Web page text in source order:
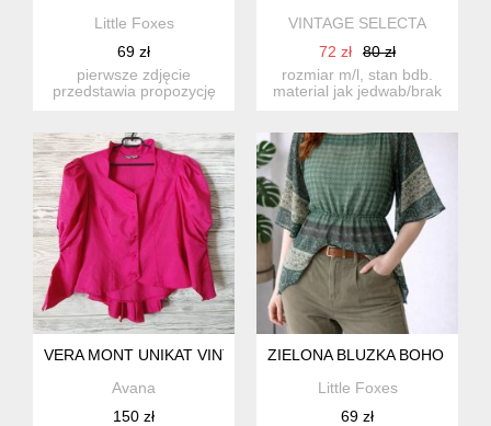
Little Foxes
69 zł
pierwsze zdjęcie
przedstawia propozycję
VINTAGE SELECTA
72 zł
80 zł
rozmiar m/l, stan bdb.
material jak jedwab/brak
VERA MONT UNIKAT VINTAGE (VW)
Avana
150 zł
ZIELONA BLUZKA BOHO WE
Little Foxes
69 zł